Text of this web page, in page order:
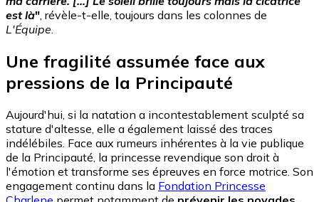
est là", révèle-t-elle, toujours dans les colonnes de
L'Équipe.
Une fragilité assumée face aux
pressions de la Principauté
Aujourd'hui, si la natation a incontestablement sculpté sa
stature d'altesse, elle a également laissé des traces
indélébiles. Face aux rumeurs inhérentes à la vie publique
de la Principauté, la princesse revendique son droit à
l'émotion et transforme ses épreuves en force motrice. Son
engagement continu dans la Fondation Princesse